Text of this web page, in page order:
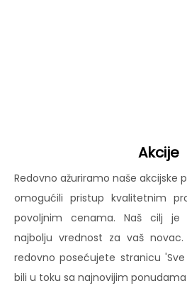
Akcije
Redovno ažuriramo naše akcijske
omogućili pristup kvalitetnim
povoljnim cenama. Naš cilj je
najbolju vrednost za vaš
redovno posećujete stranicu
bili u toku sa najnovijim